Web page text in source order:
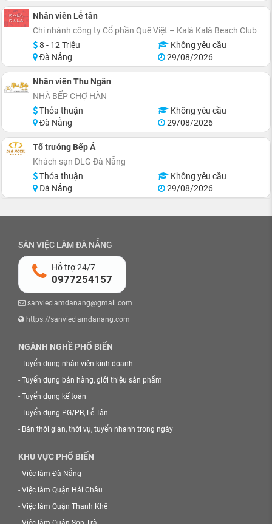
Nhân viên Lễ tân
Chi nhánh công ty Cổ phần Quê Việt – Kalà Kalà Beach Club
8 - 12 Triệu
Không yêu cầu
Đà Nẵng
29/08/2026
Nhân viên Thu Ngân
NHÀ BẾP CHỢ HÀN
Thỏa thuận
Không yêu cầu
Đà Nẵng
29/08/2026
Tổ trưởng Bếp Á
Khách sạn DLG Đà Nẵng
Thỏa thuận
Không yêu cầu
Đà Nẵng
29/08/2026
SÀN VIỆC LÀM ĐÀ NẴNG
Hỗ trợ 24/7
0977254157
sanvieclamdanang@gmail.com
https://sanvieclamdanang.com
NGÀNH NGHỀ PHỔ BIẾN
- Tuyển dụng nhân viên kinh doanh
- Tuyển dụng bán hàng, giới thiệu sản phẩm
- Tuyển dụng kế toán
- Tuyển dụng PG/PB, Lễ Tân
- Bán thời gian, thời vụ, tuyển nhanh trong ngày
KHU VỰC PHỔ BIẾN
- Việc làm Đà Nẵng
- Việc làm Quận Hải Châu
- Việc làm Quận Thanh Khê